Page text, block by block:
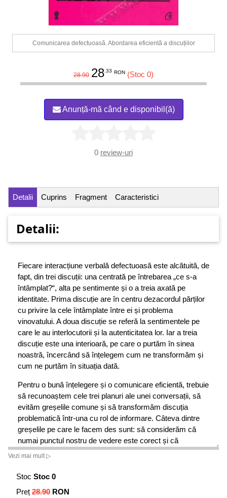
Comunicarea defectuoasă. Abordarea eficientă a discuțiilor
28.90 28.33 RON (Stoc 0)
Anunță-mă când e disponibil(ă)
0 review-uri
Detalii Cuprins Fragment Caracteristici
Detalii:
Fiecare interacțiune verbală defectuoasă este alcătuită, de
fapt, din trei discuții: una centrată pe întrebarea „ce s-a
întâmplat?“, alta pe sentimente și o a treia axată pe
identitate. Prima discuție are în centru dezacordul părților
cu privire la cele întâmplate între ei și problema
vinovatului. A doua discuție se referă la sentimentele pe
care le au interlocutorii și la autenticitatea lor. Iar a treia
discuție este una interioară, pe care o purtăm în sinea
noastră, încercând să înțelegem cum ne transformăm și
cum ne purtăm în situația dată.
Pentru o bună înțelegere și o comunicare eficientă, trebuie
să recunoaștem cele trei planuri ale unei conversații, să
evităm greșelile comune și să transformăm discuția
problematică într-una cu rol de informare. Câteva dintre
greșelile pe care le facem des sunt: să considerăm că
numai punctul nostru de vedere este corect și că
interlocutorul se înșală amarnic, să ne imaginăm că știm
refuzând să înțelegem că avem și noi partea noastră de
să încercăm să aflăm ce gândește interlocutorul, să-l
Vezi mai mult ▷
Stoc Stoc 0
Preț 28.90 RON